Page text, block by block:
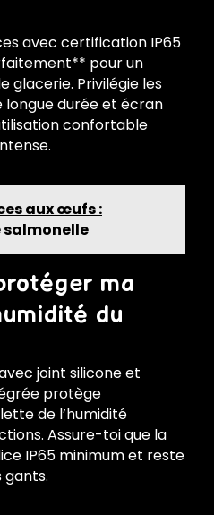
avec certification IP65
pour un
glacerie. Privilégie les
durée et écran
confortable
aux œufs :
ma
du
joint silicone et
protège
de l’humidité
Assure-toi que la
IP65 minimum et reste